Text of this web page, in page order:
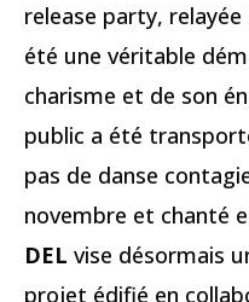
release party,
été une véritable
charisme et de son
public a été
pas de danse
novembre et chanté
DEL vise désormais
projet édifié en